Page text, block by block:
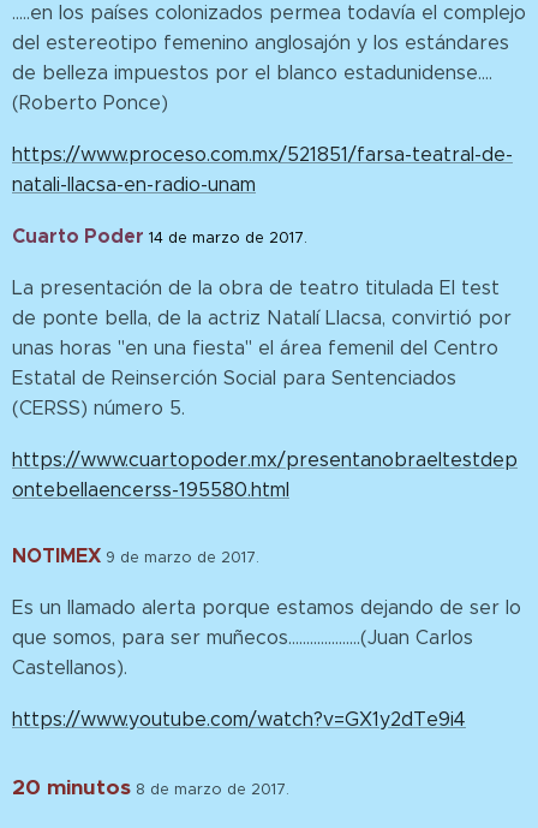
.....en los países colonizados permea todavía el complejo
del estereotipo femenino anglosajón y los estándares
de belleza impuestos por el blanco estadunidense....
(Roberto Ponce)
https://www.proceso.com.mx/521851/farsa-teatral-de-
natali-llacsa-en-radio-unam
Cuarto Poder 14 de marzo de 2017.
La presentación de la obra de teatro titulada El test
de ponte bella, de la actriz Natalí Llacsa, convirtió por
unas horas "en una fiesta" el área femenil del Centro
Estatal de Reinserción Social para Sentenciados
(CERSS) número 5.
https://www.cuartopoder.mx/presentanobraeltestdep
ontebellaencerss-195580.html
NOTIMEX 9 de marzo de 2017.
Es un llamado alerta porque estamos dejando de ser lo
que somos, para ser muñecos....................(Juan Carlos
Castellanos).
https://www.youtube.com/watch?v=GX1y2dTe9i4
20 minutos 8 de marzo de 2017.